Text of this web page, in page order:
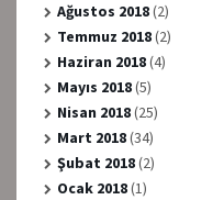
Ağustos 2018(2)
Temmuz 2018(2)
Haziran 2018(4)
Mayıs 2018(5)
Nisan 2018(25)
Mart 2018(34)
Şubat 2018(2)
Ocak 2018(1)